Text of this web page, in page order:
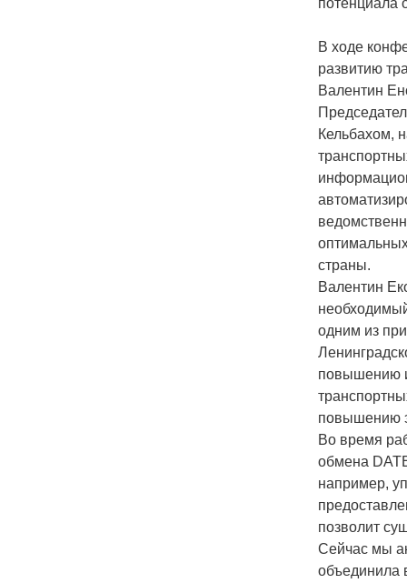
потенциала
В ходе
развитию
Валентин
Кельбахом,
страны.
Валентин
одним из
повышению
повышению
Во время
обмена
например,
позволит
Сейчас мы
объединила